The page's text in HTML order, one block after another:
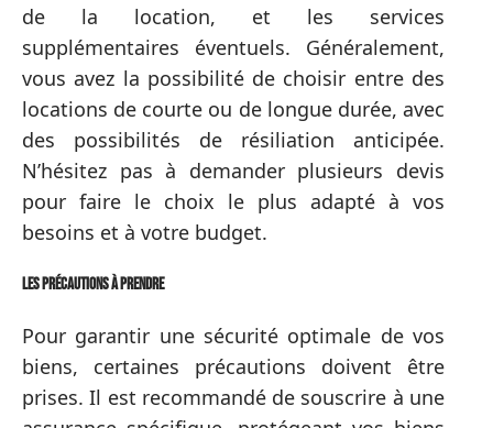
de la location, et les services
supplémentaires éventuels. Généralement,
vous avez la possibilité de choisir entre des
locations de courte ou de longue durée, avec
des possibilités de résiliation anticipée.
N’hésitez pas à demander plusieurs devis
pour faire le choix le plus adapté à vos
besoins et à votre budget.
Les précautions à prendre
Pour garantir une sécurité optimale de vos
biens, certaines précautions doivent être
prises. Il est recommandé de souscrire à une